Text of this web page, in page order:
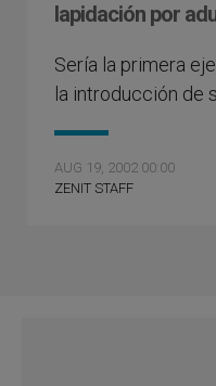
lapidación por
Sería la primera
la introducción de
AUG 19, 2002 00:00
ZENIT STAFF